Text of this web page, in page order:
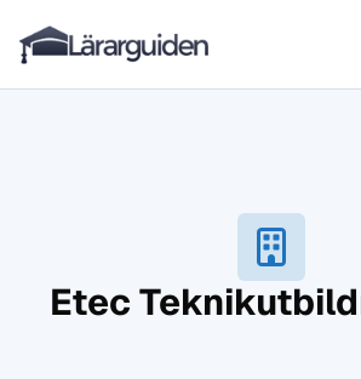
Hoppa till innehåll
Lärarguiden
Etec